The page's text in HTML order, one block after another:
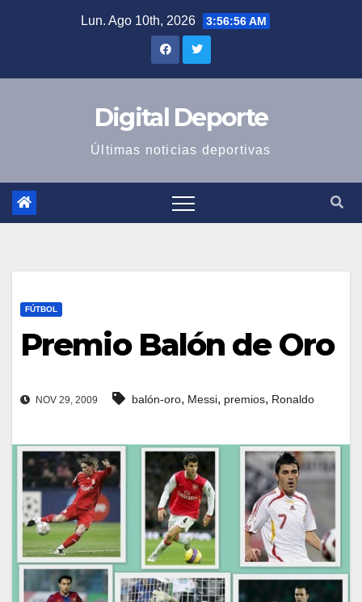
Lun. Ago 10th, 2026 3:56:56 AM
Digital Deporte
Últimas noticias deportivas
FÚTBOL
Premio Balón de Oro
NOV 29, 2009 balón-oro, Messi, premios, Ronaldo